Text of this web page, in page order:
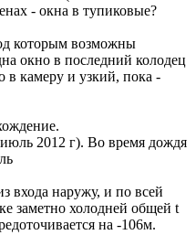
- окна в тупиковые?
которым возможны
окно в последний колодец
камеру и узкий, пока -
2012 г). Во время дождя
входа наружу, и по всей
заметно холодней общей t
на -106м.